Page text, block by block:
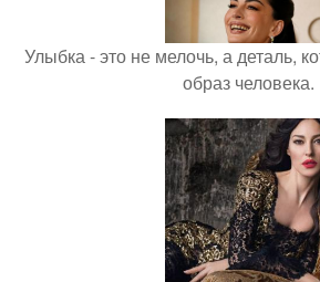
Улыбка - это не мелочь, а деталь,
образ человека.